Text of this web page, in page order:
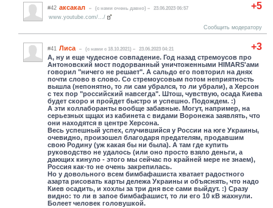
+5
#42 аксакал (c нами очень давно) 23.06.2023 06:57
www.youtube.com/.../
Сообщить модератору
+3
#41 Лиса (c нами с 18.10.2021) 23.06.2023 04:21
А, ну и еще чудесное совпадение. Год назад стремоусов про
Антоновский мост подорванный уничтоженными HIMARS'ами
говорил "ничего не решает". А сальдо его повторил на днях
почти слово в слово. Со стремоусовым потом неприятность
вышла (непонятно, то ли сам убрался, то ли убрали), а Херсон
с тех пор "российский навсегда". Штош, чувствую, осада Киева
будет скоро и пройдет быстро и успешно. Подождем. :)
А эти коллаборанты вообще забавные. Могут, например, на
серьезных щщах из кабинета с видами Воронежа заявлять, что
они находятся в центре Херсона.
Весь успешный успех, случившийся у России на юге Украины,
очевидно, произошел благодаря предателям, продавшим
свою Родину (уж какая бы ни была). А там где купить
руководство не удалось (или оно просто взяло деньги, а
дающих кинуло - этого мы сейчас по крайней мере не знаем),
Россия как-то не очень закрепилась.
Но у довольного всем бимбафашиста хватает радостного
азарта рисовать карты дележа Украины и объяснять, что надо
Киев осадить, и хохлы за три дня все сами выйдут. :) Сразу
видно: то ли в запое бимбафашист, то ли его 10 кВ жахнули.
Болеет человек головушкой.